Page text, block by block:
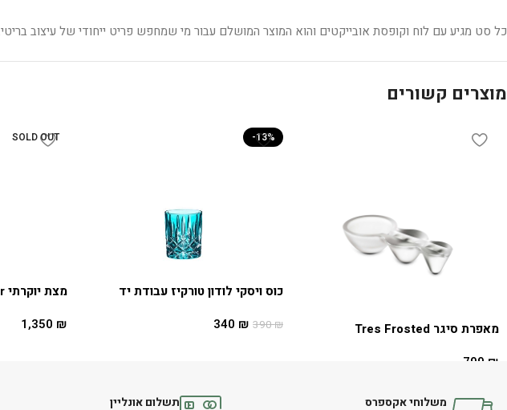
כל סט מגיע עם לוח וקופסת אובייקטים והוא המוצר המושלם עבור מי שמחפש פריט ייחודי של עיצוב
מוצרים קשורים
מאפרת סיגר Tres Frosted
799 ₪
-13%
כוס ויסקי לודון טורקיז עבודת יד
390₪
340 ₪
SOLD OUT
מצת יוקרתי Luxe lighter
1,350 ₪
משלוחי אקספרס תשלום אונליין